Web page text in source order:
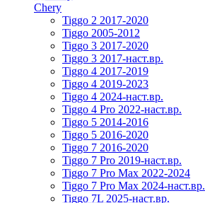
Chery
Tiggo 2 2017-2020
Tiggo 2005-2012
Tiggo 3 2017-2020
Tiggo 3 2017-наст.вр.
Tiggo 4 2017-2019
Tiggo 4 2019-2023
Tiggo 4 2024-наст.вр.
Tiggo 4 Pro 2022-наст.вр.
Tiggo 5 2014-2016
Tiggo 5 2016-2020
Tiggo 7 2016-2020
Tiggo 7 Pro 2019-наст.вр.
Tiggo 7 Pro Max 2022-2024
Tiggo 7 Pro Max 2024-наст.вр.
Tiggo 7L 2025-наст.вр.